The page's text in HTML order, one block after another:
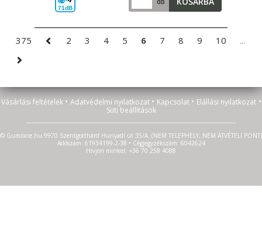
71dB
375 2 3 4 5 6 7 8 9 10 ...
Vásárlási feltételek • Adatvédelmi nyilatkozat • Kapcsolat • Elállási nyilatkozat •
Süti beállítások
© Gumione.hu 9970 Szentgotthárd Hunyadi út 35/A. (NEM TELEPHELY, NEM ÁTVÉTELI PONT)
Adószám: 61934199-2-38 • Cégjegyzékszám: 6042624
Hívjon minket: +36 70 258 4088